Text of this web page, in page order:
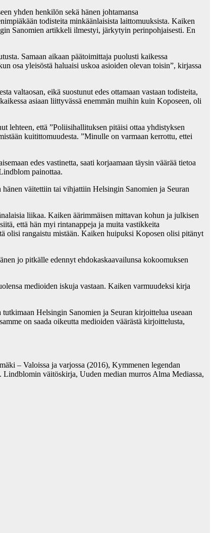
yhden henkilön sekä hänen johtamansa
todisteita minkäänlaisista laittomuuksista. Kaiken
Sanomien artikkeli ilmestyi, järkytyin perinpohjaisesti. En
Samaan aikaan päätoimittaja puolusti kaikessa
osa yleisöstä haluaisi uskoa asioiden olevan toisin”, kirjassa
valtaosan, eikä suostunut edes ottamaan vastaan todisteita,
asiaan liittyvässä enemmän muihin kuin Koposeen, oli
lehteen, että ”Poliisihallituksen pitäisi ottaa yhdistyksen
kuitittomuudesta. ”Minulle on varmaan kerrottu, ettei
edes vastinetta, saati korjaamaan täysin väärää tietoa
painottaa.
hänen väitettiin tai vihjattiin Helsingin Sanomien ja Seuran
liikaa. Kaiken äärimmäisen mittavan kohun ja julkisen
että hän myi rintanappeja ja muita vastikkeita
olisi rangaistu mistään. Kaiken huipuksi Koposen olisi pitänyt
jo pitkälle edennyt ehdokaskaavailunsa kokoomuksen
medioiden iskuja vastaan. Kaiken varmuudeksi kirja
Helsingin Sanomien ja Seuran kirjoittelua useaan
on saada oikeutta medioiden väärästä kirjoittelusta,
– Valoissa ja varjossa (2016), Kymmenen legendan
väitöskirja, Uuden median murros Alma Mediassa,